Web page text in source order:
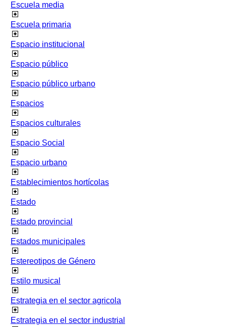
Escuela media
Escuela primaria
Espacio institucional
Espacio público
Espacio público urbano
Espacios
Espacios culturales
Espacio Social
Espacio urbano
Establecimientos hortícolas
Estado
Estado provincial
Estados municipales
Estereotipos de Género
Estilo musical
Estrategia en el sector agricola
Estrategia en el sector industrial